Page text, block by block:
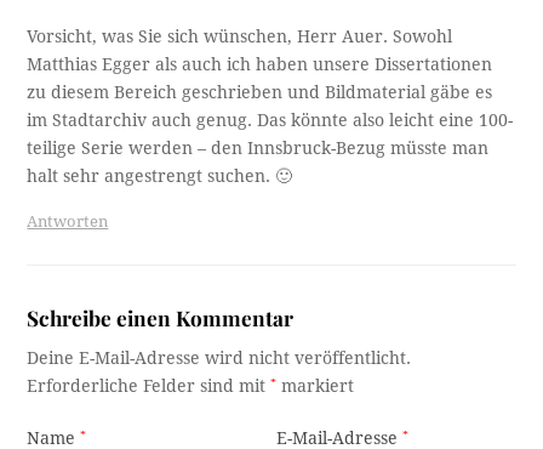
Vorsicht, was Sie sich wünschen, Herr Auer. Sowohl
Matthias Egger als auch ich haben unsere Dissertationen
zu diesem Bereich geschrieben und Bildmaterial gäbe es
im Stadtarchiv auch genug. Das könnte also leicht eine 100-
teilige Serie werden – den Innsbruck-Bezug müsste man
halt sehr angestrengt suchen. 🙂
Antworten
Schreibe einen Kommentar
Deine E-Mail-Adresse wird nicht veröffentlicht.
Erforderliche Felder sind mit* markiert
Name* E-Mail-Adresse*